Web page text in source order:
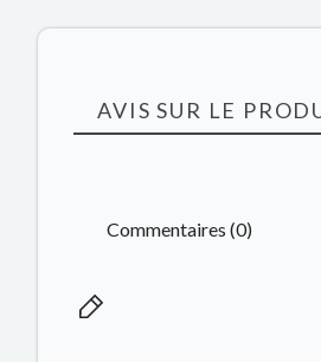
AVIS SUR LE
Commentaires (0)